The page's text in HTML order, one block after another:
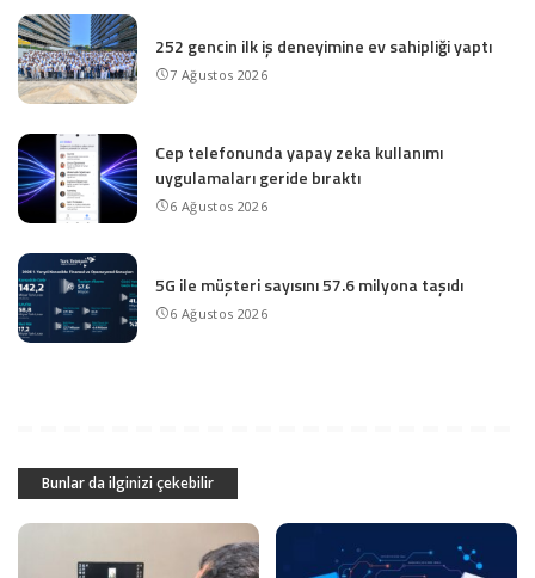
252 gencin ilk iş deneyimine ev sahipliği yaptı
7 Ağustos 2026
Cep telefonunda yapay zeka kullanımı
uygulamaları geride bıraktı
6 Ağustos 2026
5G ile müşteri sayısını 57.6 milyona taşıdı
6 Ağustos 2026
Bunlar da ilginizi çekebilir